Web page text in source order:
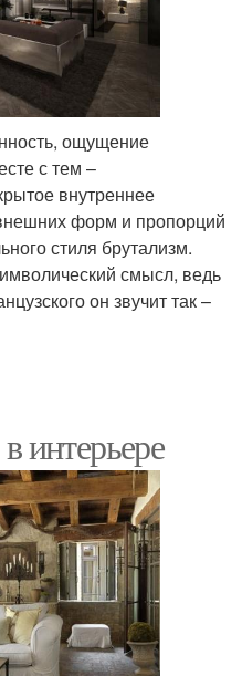
ощущение
с тем –
внутреннее
форм и пропорций
стиля брутализм.
смысл, ведь
он звучит так –
интерьере